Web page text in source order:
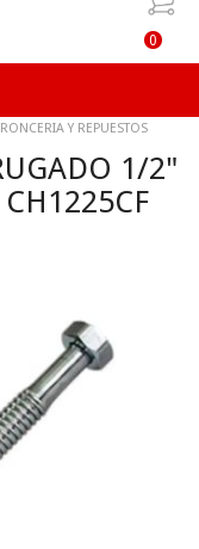
0
Y REPUESTOS
1/2"